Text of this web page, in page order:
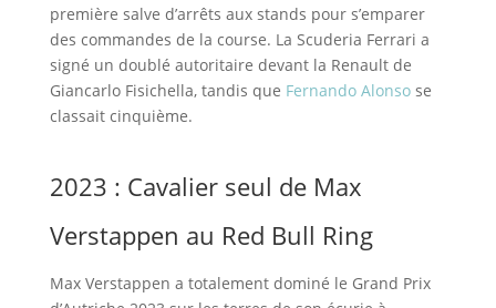
première salve d’arrêts aux stands pour s’emparer
des commandes de la course. La Scuderia Ferrari a
signé un doublé autoritaire devant la Renault de
Giancarlo Fisichella, tandis que Fernando Alonsose
classait cinquième.
2023 : Cavalier seul de Max
Verstappen au Red Bull Ring
Max Verstappen a totalement dominé le Grand Prix